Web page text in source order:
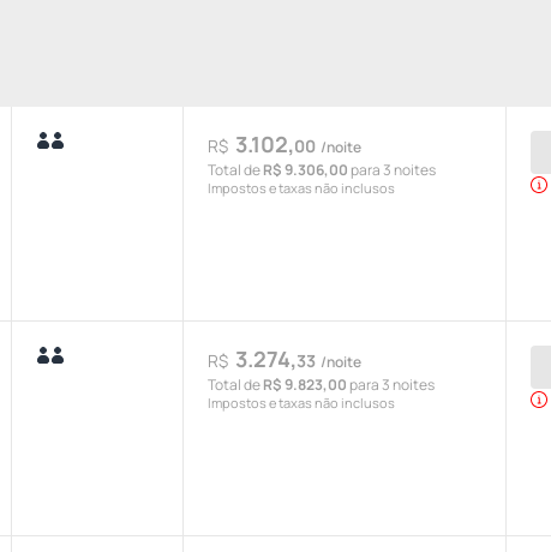
R$ 3.102,00 /noite
Total deR$ 9.306,00 para 3 noites
Impostos e taxas não inclusos
R$ 3.274,33 /noite
Total deR$ 9.823,00 para 3 noites
Impostos e taxas não inclusos